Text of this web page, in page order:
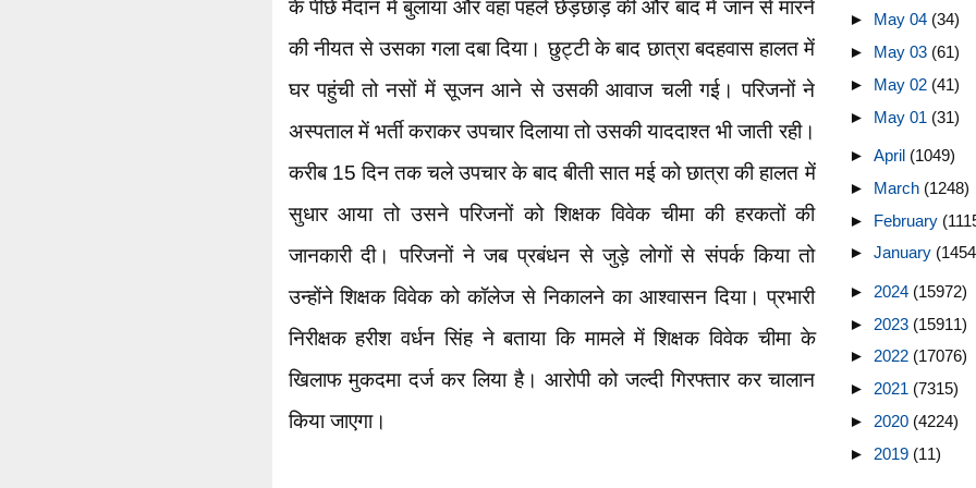
के पीछे मैदान में बुलाया और वहां पहले छेड़छाड़ की और बाद में जान से मारने
की नीयत से उसका गला दबा दिया। छुट्टी के बाद छात्रा बदहवास हालत में
घर पहुंची तो नसों में सूजन आने से उसकी आवाज चली गई। परिजनों ने
अस्पताल में भर्ती कराकर उपचार दिलाया तो उसकी याददाश्त भी जाती रही।
करीब 15 दिन तक चले उपचार के बाद बीती सात मई को छात्रा की हालत में
सुधार आया तो उसने परिजनों को शिक्षक विवेक चीमा की हरकतों की
जानकारी दी। परिजनों ने जब प्रबंधन से जुड़े लोगों से संपर्क किया तो
उन्होंने शिक्षक विवेक को कॉलेज से निकालने का आश्वासन दिया। प्रभारी
निरीक्षक हरीश वर्धन सिंह ने बताया कि मामले में शिक्षक विवेक चीमा के
खिलाफ मुकदमा दर्ज कर लिया है। आरोपी को जल्दी गिरफ्तार कर चालान
किया जाएगा।
► May 04 (34)
► May 03 (61)
► May 02 (41)
► May 01 (31)
► April (1049)
► March (1248)
► February
► January
► 2024 (15972)
► 2023 (15911)
► 2022 (17076)
► 2021 (7315)
► 2020 (4224)
► 2019 (11)